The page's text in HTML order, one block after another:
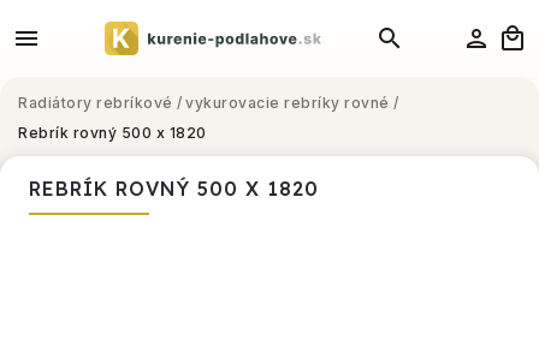
Radiátory rebríkové / vykurovacie rebríky rovné /
Rebrík rovný 500 x 1820
REBRÍK ROVNÝ 500 X 1820